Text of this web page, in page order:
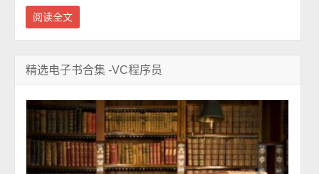
阅读全文
精选电子书合集 -VC程序员